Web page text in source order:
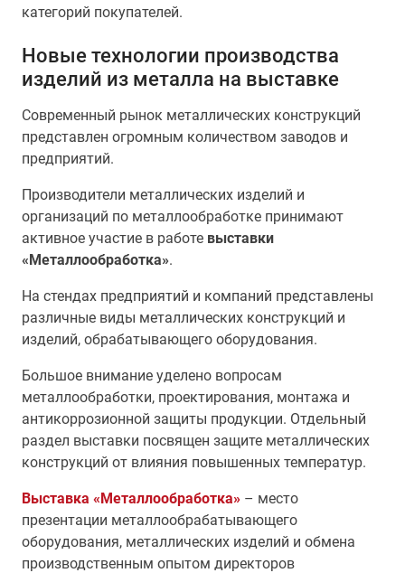
категорий покупателей.
Новые технологии производства
изделий из металла на выставке
Современный рынок металлических конструкций
представлен огромным количеством заводов и
предприятий.
Производители металлических изделий и
организаций по металлообработке принимают
активное участие в работе выставки
«Металлообработка».
На стендах предприятий и компаний представлены
различные виды металлических конструкций и
изделий, обрабатывающего оборудования.
Большое внимание уделено вопросам
металлообработки, проектирования, монтажа и
антикоррозионной защиты продукции. Отдельный
раздел выставки посвящен защите металлических
конструкций от влияния повышенных температур.
Выставка «Металлообработка» – место
презентации металлообрабатывающего
оборудования, металлических изделий и обмена
производственным опытом директоров